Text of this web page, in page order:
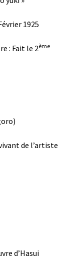
1925
: Fait le 2ème
de l’artiste
d’Hasui